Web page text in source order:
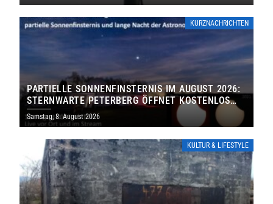
KURZNACHRICHTEN
PARTIELLE SONNENFINSTERNIS IM AUGUST 2026:
STERNWARTE PETERBERG ÖFFNET KOSTENLOS
IHRE TORE
Samstag, 8. August 2026
KULTUR & LIFESTYLE